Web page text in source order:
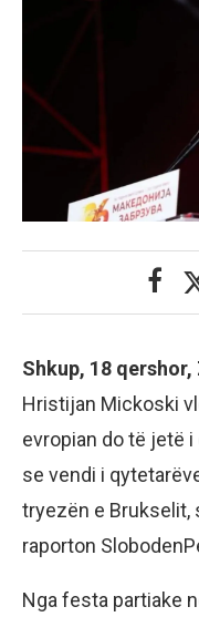
Shkup, 18
Hristijan Mickoski
evropian do të jetë
se vendi i
tryezën e Brukselit,
raporton
Nga festa partiake